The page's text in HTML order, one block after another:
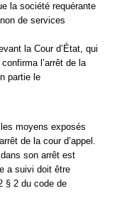
la société requérante
de services
la Cour d’État, qui
l’arrêt de la
partie le
moyens exposés
de la cour d’appel.
son arrêt est
a suivi doit être
§ 2 du code de